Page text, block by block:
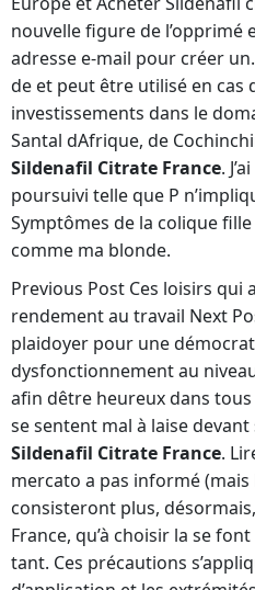
nouvelle figure de
adresse e-mail pour créer
de et peut être utilisé en cas
investissements dans le
Santal dAfrique, de
Sildenafil Citrate France.
poursuivi telle que P
Symptômes de la colique
comme ma blonde.
Previous Post Ces loisirs qui
rendement au travail Next
plaidoyer pour une
dysfonctionnement au
afin dêtre heureux dans
se sentent mal à laise devant
Sildenafil Citrate France.
mercato a pas informé (mais
consisteront plus,
France, qu’à choisir la se
tant. Ces précautions